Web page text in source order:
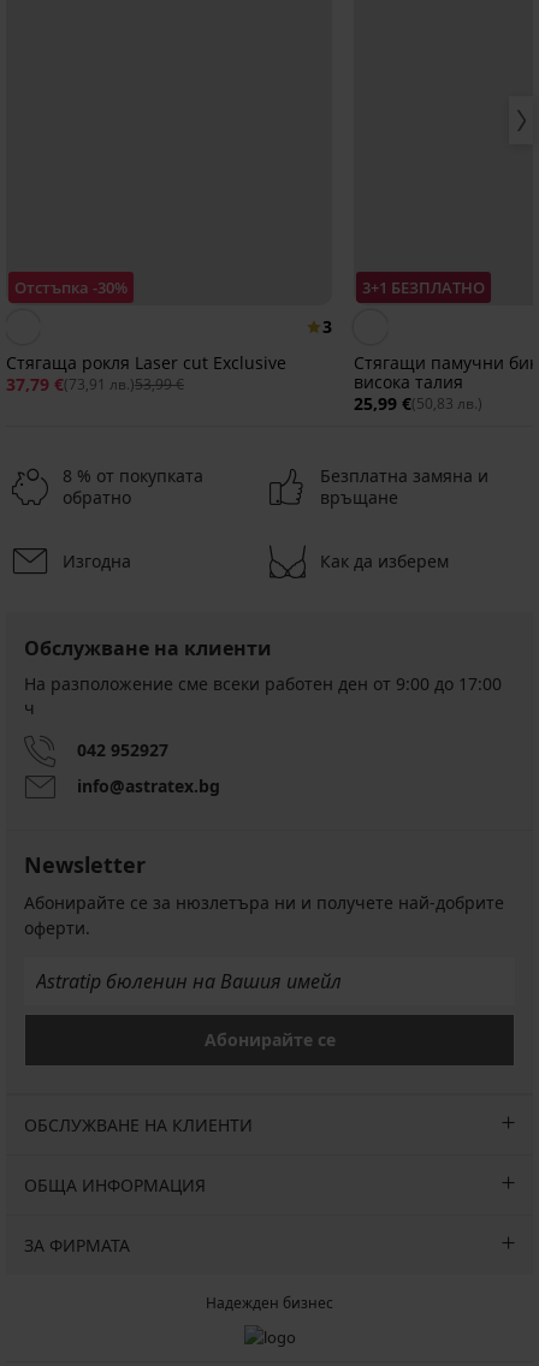
Отстъпка -30%
3
Стягаща рокля Laser cut Exclusive
37,79 €(73,91 лв.)53,99 €
3+1 БЕЗПЛАТНО
Стягащи памучни
висока талия
25,99 €(50,83 лв.)
Разпродажба
Стягащ
корсет
Nella
€
(21,71
лв.)
(72,35
лв.)
Стягащ
корсет
бикини
Elegant
Shape
(80,17
Стягащ
прашки
Elegant
Shape
(80,17
Стягащ
Shape
36,99
€
8 % от покупката
обратно
Безплатна замяна и
връщане
Изгодна Как да изберем
Обслужване на клиенти
На разположение сме всеки работен ден от 9:00 до 17:00
ч
042 952927
info@astratex.bg
Newsletter
Абонирайте се за нюзлетъра ни и получете най-добрите
оферти.
Абонирайте се
ОБСЛУЖВАНЕ НА КЛИЕНТИ
ОБЩА ИНФОРМАЦИЯ
ЗА ФИРМАТА
Надежден бизнес